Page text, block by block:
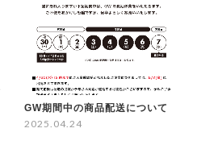
GW期間中の商品配送について
2025.04.24